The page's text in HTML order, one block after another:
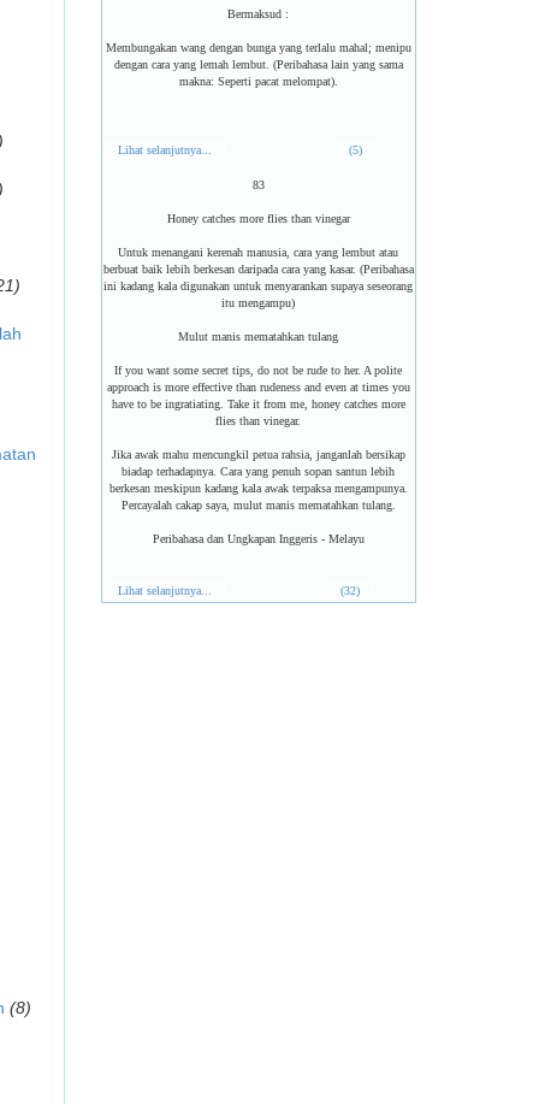
(8)
Bermaksud :
Membungakan wang dengan bunga yang terlalu mahal; menipu
dengan cara yang lemah lembut. (Peribahasa lain yang sama
makna: Seperti pacat melompat).
Lihat selanjutnya... (5)
83
Honey catches more flies than vinegar
Untuk menangani kerenah manusia, cara yang lembut atau
berbuat baik lebih berkesan daripada cara yang kasar. (Peribahasa
ini kadang kala digunakan untuk menyarankan supaya seseorang
itu mengampu)
Mulut manis mematahkan tulang
If you want some secret tips, do not be rude to her. A polite
approach is more effective than rudeness and even at times you
have to be ingratiating. Take it from me, honey catches more
flies than vinegar.
Jika awak mahu mencungkil petua rahsia, janganlah bersikap
biadap terhadapnya. Cara yang penuh sopan santun lebih
berkesan meskipun kadang kala awak terpaksa mengampunya.
Percayalah cakap saya, mulut manis mematahkan tulang.
Peribahasa dan Ungkapan Inggeris - Melayu
Lihat selanjutnya... (32)